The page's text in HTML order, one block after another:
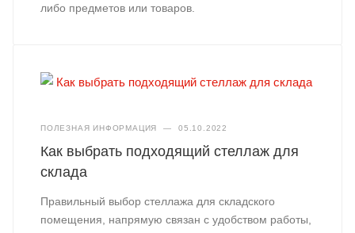
либо предметов или товаров.
ПОЛЕЗНАЯ ИНФОРМАЦИЯ — 05.10.2022
Как выбрать подходящий стеллаж для
склада
Правильный выбор стеллажа для складского
помещения, напрямую связан с удобством работы,